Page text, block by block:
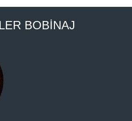
BOBİNAJ